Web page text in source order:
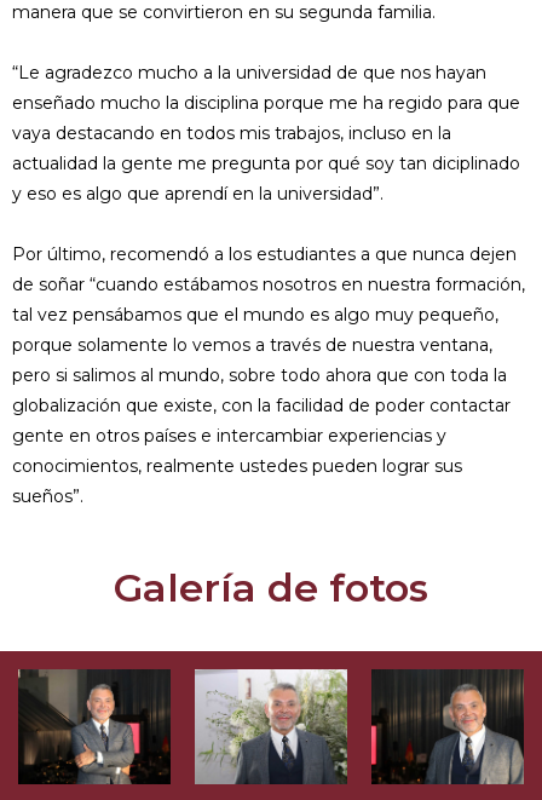
manera que se convirtieron en su segunda familia.
“Le agradezco mucho a la universidad de que nos hayan
enseñado mucho la disciplina porque me ha regido para que
vaya destacando en todos mis trabajos, incluso en la
actualidad la gente me pregunta por qué soy tan diciplinado
y eso es algo que aprendí en la universidad”.
Por último, recomendó a los estudiantes a que nunca dejen
de soñar “cuando estábamos nosotros en nuestra formación,
tal vez pensábamos que el mundo es algo muy pequeño,
porque solamente lo vemos a través de nuestra ventana,
pero si salimos al mundo, sobre todo ahora que con toda la
globalización que existe, con la facilidad de poder contactar
gente en otros países e intercambiar experiencias y
conocimientos, realmente ustedes pueden lograr sus
sueños”.
Galería de fotos